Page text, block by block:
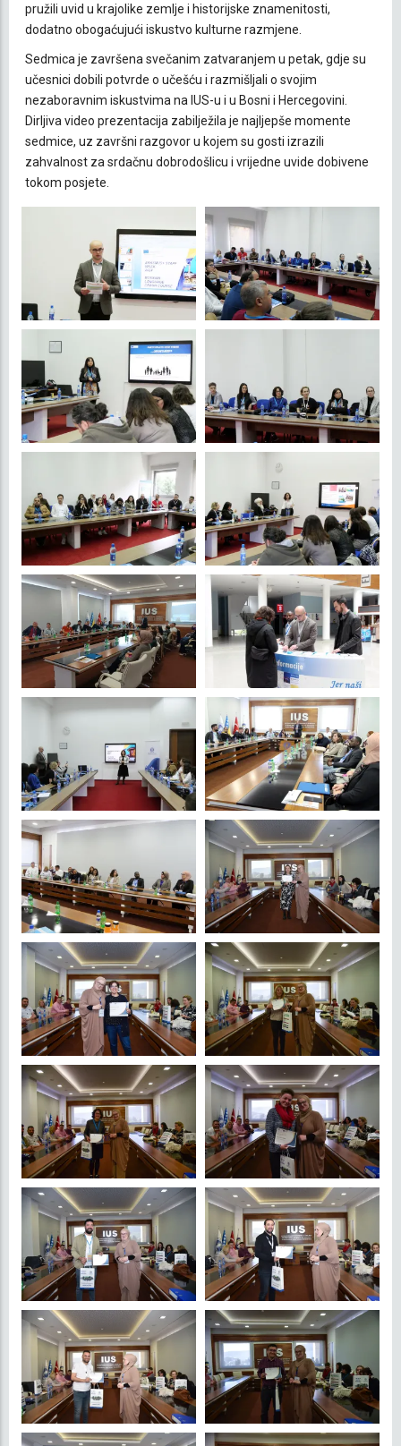
pružili uvid u krajolike zemlje i historijske znamenitosti,
dodatno obogaćujući iskustvo kulturne razmjene.
Sedmica je završena svečanim zatvaranjem u petak, gdje su
učesnici dobili potvrde o učešću i razmišljali o svojim
nezaboravnim iskustvima na IUS-u i u Bosni i Hercegovini.
Dirljiva video prezentacija zabilježila je najljepše momente
sedmice, uz završni razgovor u kojem su gosti izrazili
zahvalnost za srdačnu dobrodošlicu i vrijedne uvide dobivene
tokom posjete.